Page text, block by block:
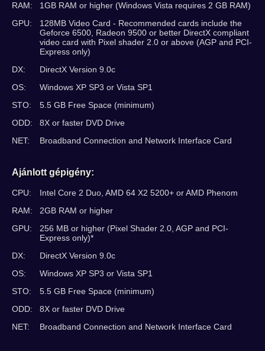
RAM:
1GB RAM or higher (Windows Vista requires 2 GB RAM)
GPU:
128MB Video Card - Recommended cards include the
Geforce 6500, Radeon 9500 or better DirectX compliant
video card with Pixel shader 2.0 or above (AGP and PCI-
Express only)
DX:
DirectX Version 9.0c
OS:
Windows XP SP3 or Vista SP1
STO:
5.5 GB Free Space (minimum)
ODD:
8X or faster DVD Drive
NET:
Broadband Connection and Network Interface Card
Ajánlott gépigény:
CPU:
Intel Core 2 Duo, AMD 64 X2 5200+ or AMD Phenom
RAM:
2GB RAM or higher
GPU:
256 MB or higher (Pixel Shader 2.0, AGP and PCI-
Express only)*
DX:
DirectX Version 9.0c
OS:
Windows XP SP3 or Vista SP1
STO:
5.5 GB Free Space (minimum)
ODD:
8X or faster DVD Drive
NET:
Broadband Connection and Network Interface Card